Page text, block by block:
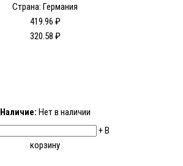
Страна: Германия
419.96 ₽
320.58 ₽
Наличие: Нет в наличии
+В
корзину